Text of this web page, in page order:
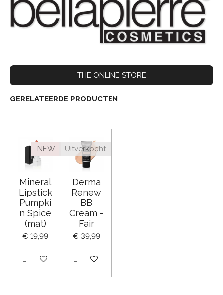
THE ONLINE STORE
GERELATEERDE PRODUCTEN
NEW
Mineral
Lipstick
Pumpki
n Spice
(mat)
€ 19,99
Uitverkocht
Uitverkocht
Derma
Renew
BB
Cream -
Fair
€ 39,99
Uitverkocht